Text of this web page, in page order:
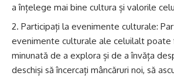
a înțelege mai bine cultura și valorile
Participați la evenimente culturale:
evenimente culturale ale celuilalt
minunată de a explora și de a învăța
deschiși să încercați mâncăruri noi, să